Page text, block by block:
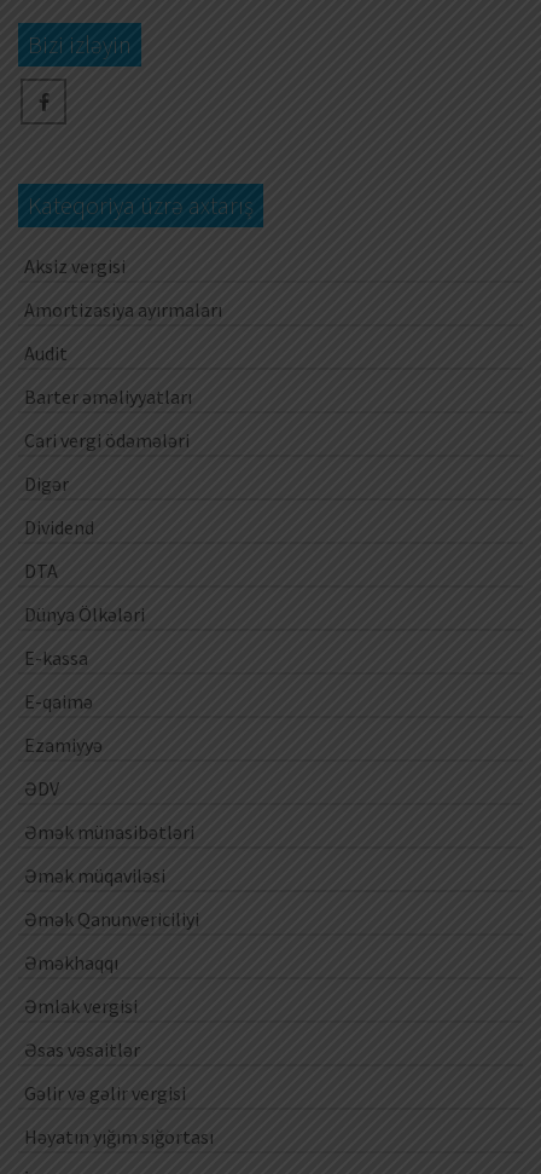
Bizi izləyin
Kateqoriya üzrə axtarış
Aksiz vergisi
Amortizasiya ayırmaları
Audit
Barter əməliyyatları
Cari vergi ödəmələri
Digər
Dividend
DTA
Dünya Ölkələri
E-kassa
E-qaimə
Ezamiyyə
ƏDV
Əmək münasibətləri
Əmək müqaviləsi
Əmək Qanunvericiliyi
Əməkhaqqı
Əmlak vergisi
Əsas vəsaitlər
Gəlir və gəlir vergisi
Həyatın yığım sığortası